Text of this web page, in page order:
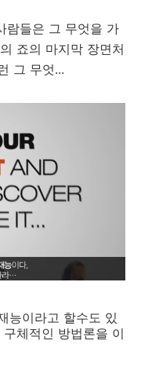
람들은 그 무엇을 가
죠의 마지막 장면처
그 무엇...
능이라고 할수도 있
체적인 방법론을 이